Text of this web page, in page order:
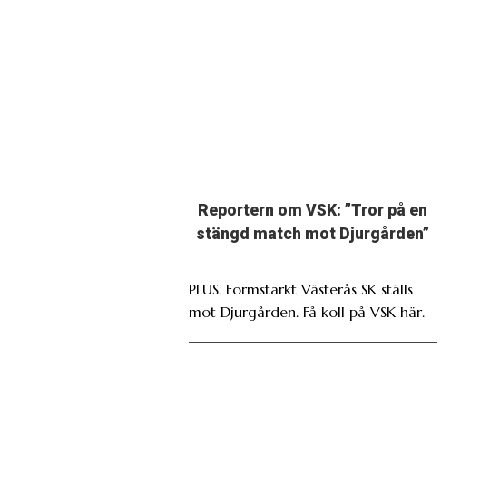
Reportern om VSK: ”Tror på en
stängd match mot Djurgården”
PLUS. Formstarkt Västerås SK ställs
mot Djurgården. Få koll på VSK här.